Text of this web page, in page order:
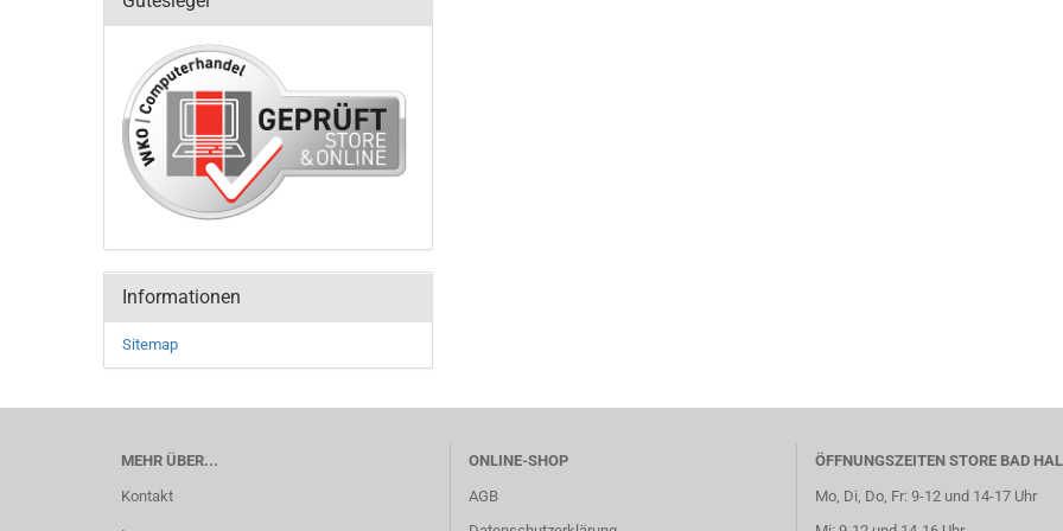
Informationen
Sitemap
MEHR ÜBER...
Kontakt
ONLINE-SHOP
AGB
ÖFFNUNGSZEITEN STORE BAD
Mo, Di, Do, Fr: 9-12 und 14-17 Uhr